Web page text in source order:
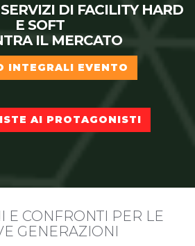
DI FACILITY HARD
E SOFT
IL MERCATO
INTEGRALI EVENTO
AI PROTAGONISTI
E CONFRONTI PER LE
GENERAZIONI